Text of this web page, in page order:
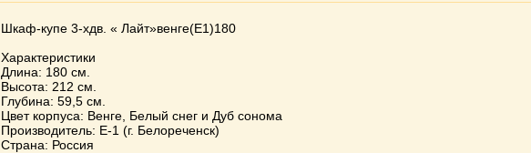
Шкаф-купе 3-хдв. « Лайт»венге(Е1)180
Характеристики
Длина: 180 см.
Высота: 212 см.
Глубина: 59,5 см.
Цвет корпуса: Венге, Белый снег и Дуб сонома
Производитель: Е-1 (г. Белореченск)
Страна: Россия